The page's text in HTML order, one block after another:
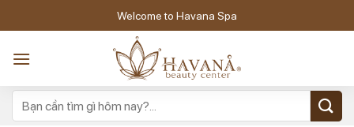
to
Welcome to Havana Spa